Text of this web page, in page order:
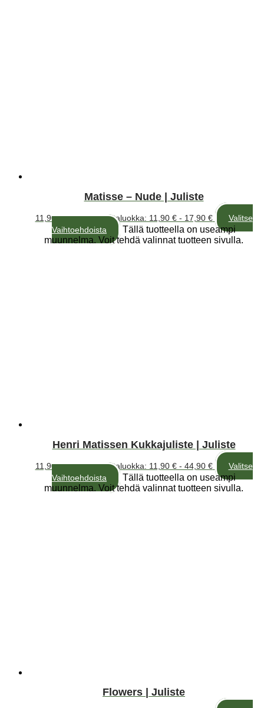
Matisse – Nude | Juliste
11,90€ – 17,90€Hintaluokka: 11,90 € - 17,90 €
Valitse
Vaihtoehdoista
Tällä tuotteella on useampi
muunnelma. Voit tehdä valinnat tuotteen sivulla.
Henri Matissen Kukkajuliste | Juliste
11,90€ – 44,90€Hintaluokka: 11,90 € - 44,90 €
Valitse
Vaihtoehdoista
Tällä tuotteella on useampi
muunnelma. Voit tehdä valinnat tuotteen sivulla.
Flowers | Juliste